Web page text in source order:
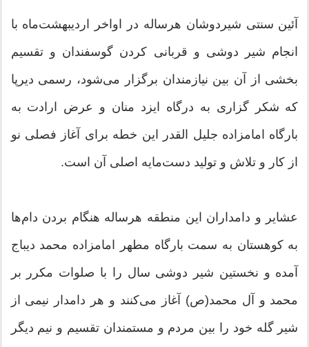
آئین سنتی شیردوشان هرساله در اواخر اردیبهشت‌ماه با
انجام شیر دوشی و قربانی کردن گوسفندان و تقسیم
بخشی از آن بین نیازمندان برگزار می‌شود، رسمی دیرپا
که شکر گزاری به درگاه ایزد منان و عرض ارادت به
بارگاه امامزاده جلیل القدر این خطه برای آغاز فصلی نو
از کار و تلاش و تولید دست‌مایه اصلی آن است.
عشایر و دامداران این منطقه هرساله هنگام بردن دام‌ها
به کوهستان به سمت بارگاه مطهر امامزاده محمد دیباج
آمده و نخستین شیر دوشی سال را با صلوات مکرر بر
محمد و آل محمد(ص) آغاز می‌کنند و هر دامدار نیمی از
شیر گله خود را بین مردم و مستمندان تقسیم و نیم دیگر